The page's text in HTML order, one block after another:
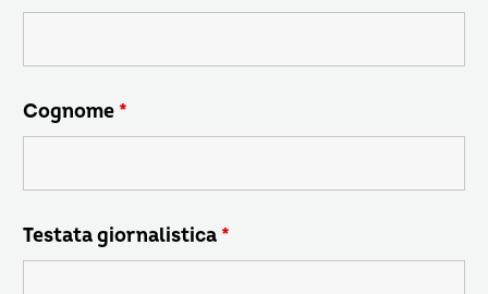
Cognome *
Testata giornalistica *